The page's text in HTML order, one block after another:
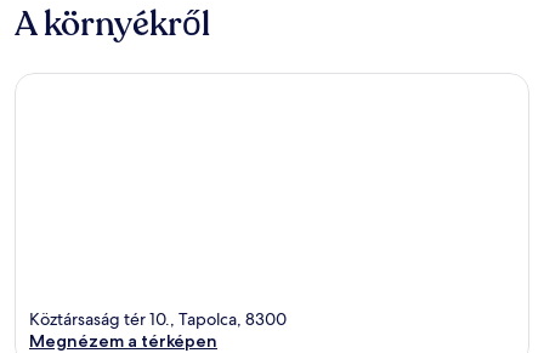
A környékről
Köztársaság tér 10., Tapolca, 8300
Megnézem a térképen